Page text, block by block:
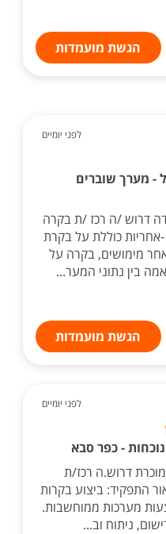
הגשת מועמדות
לפני יומיים
- מערך שוברים
דרוש /ה רכז /ת בקרה
אחריות כוללת על בקרת
מימושים, בקרה על
בין נתוני המער...
הגשת מועמדות
לפני יומיים
- כפר סבא
דרוש.ה רכז/ת
התפקיד: ביצוע בקרות
מערכות ממוחשבות.
ניתוח וב...